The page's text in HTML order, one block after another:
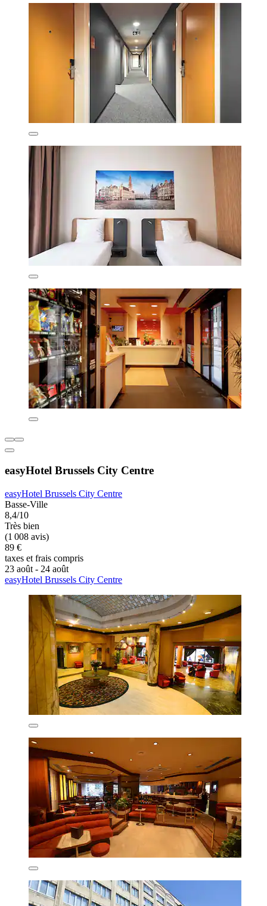
easyHotel Brussels City Centre
easyHotel Brussels City Centre
Basse-Ville
8,4/10
Très bien
(1 008 avis)
89 €
taxes et frais compris
23 août - 24 août
easyHotel Brussels City Centre